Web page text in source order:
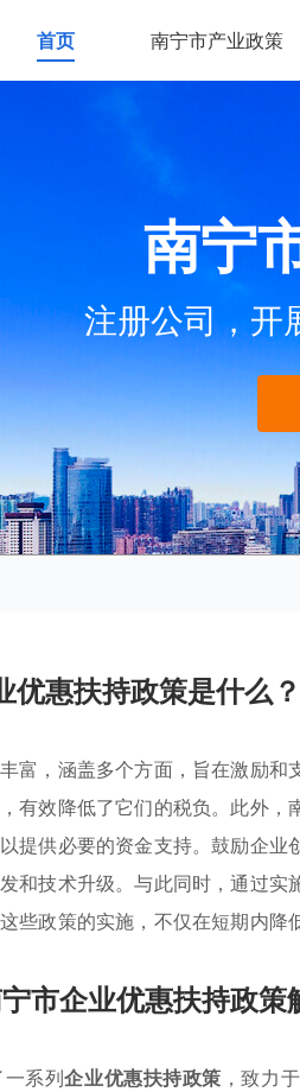
首页 南宁市产业政策
南宁
注册公司，开
优惠扶持政策是什么
富，涵盖多个方面，旨在激励和
有效降低了它们的税负。此外，
提供必要的资金支持。鼓励企
和技术升级。与此同时，通过实
些政策的实施，不仅在短期内
市企业优惠扶持政策
一系列企业优惠扶持政策 ，致力